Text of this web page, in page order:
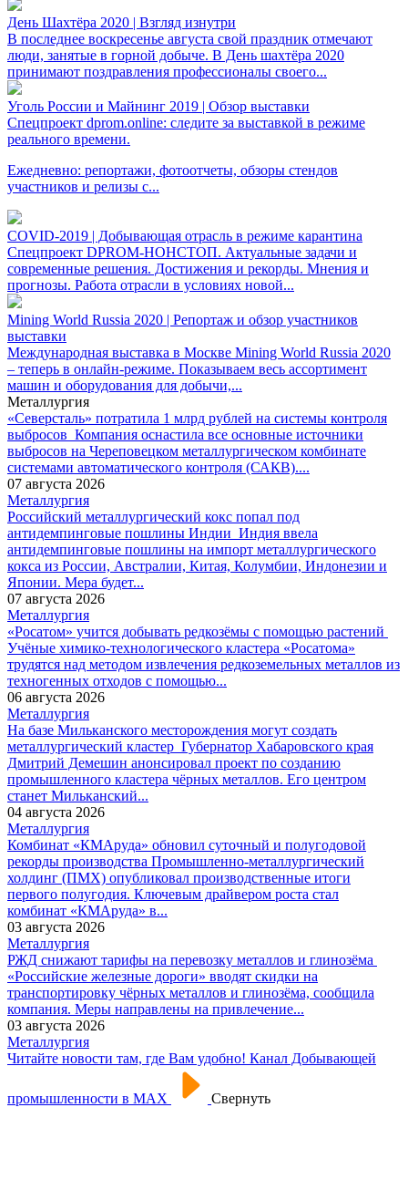
День Шахтёра 2020 | Взгляд изнутри
В последнее воскресенье августа свой праздник отмечают
люди, занятые в горной добыче. В День шахтёра 2020
принимают поздравления профессионалы своего...
Уголь России и Майнинг 2019 | Обзор выставки
Спецпроект dprom.online: следите за выставкой в режиме
реального времени.
Ежедневно: репортажи, фотоотчеты, обзоры стендов
участников и релизы с...
COVID-2019 | Добывающая отрасль в режиме карантина
Спецпроект DPROM-НОНСТОП. Актуальные задачи и
современные решения. Достижения и рекорды. Мнения и
прогнозы. Работа отрасли в условиях новой...
Mining World Russia 2020 | Репортаж и обзор участников
выставки
Международная выставка в Москве Mining World Russia 2020
– теперь в онлайн-режиме. Показываем весь ассортимент
машин и оборудования для добычи,...
Металлургия
«Северсталь» потратила 1 млрд рублей на системы контроля
выбросов Компания оснастила все основные источники
выбросов на Череповецком металлургическом комбинате
системами автоматического контроля (САКВ)....
07 августа 2026
Металлургия
Российский металлургический кокс попал под
антидемпинговые пошлины Индии Индия ввела
антидемпинговые пошлины на импорт металлургического
кокса из России, Австралии, Китая, Колумбии, Индонезии и
Японии. Мера будет...
07 августа 2026
Металлургия
«Росатом» учится добывать редкозёмы с помощью растений
Учёные химико-технологического кластера «Росатома»
трудятся над методом извлечения редкоземельных металлов из
техногенных отходов с помощью...
06 августа 2026
Металлургия
На базе Мильканского месторождения могут создать
металлургический кластер Губернатор Хабаровского края
Дмитрий Демешин анонсировал проект по созданию
промышленного кластера чёрных металлов. Его центром
станет Мильканский...
04 августа 2026
Металлургия
Комбинат «КМАруда» обновил суточный и полугодовой
рекорды производства Промышленно-металлургический
холдинг (ПМХ) опубликовал производственные итоги
первого полугодия. Ключевым драйвером роста стал
комбинат «КМАруда» в...
03 августа 2026
Металлургия
РЖД снижают тарифы на перевозку металлов и глинозёма
«Российские железные дороги» вводят скидки на
транспортировку чёрных металлов и глинозёма, сообщила
компания. Меры направлены на привлечение...
03 августа 2026
Металлургия
Читайте новости там, где Вам удобно! Канал Добывающей
промышленности в МАХ Свернуть